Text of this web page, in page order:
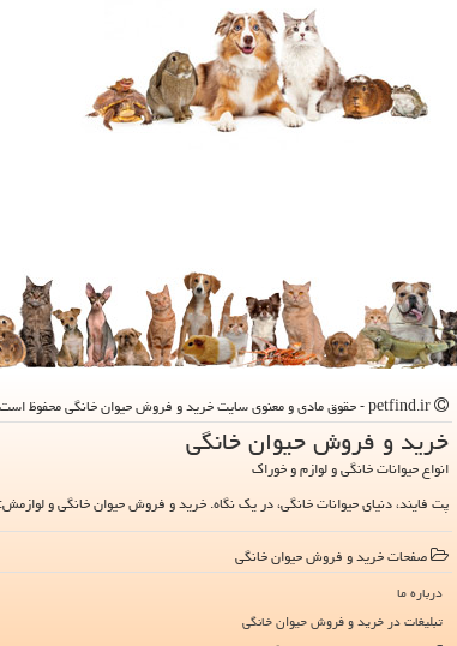
خرید و فروش حیوان خانگی
انواع حیوانات خانگی و لوازم و خوراک
پت فایند، دنیای حیوانات خانگی، در یک نگاه. خرید و فروش حیوان خانگی و
صفحات خرید و فروش حیوان خانگی
درباره ما
تبلیغات در خرید و فروش حیوان خانگی